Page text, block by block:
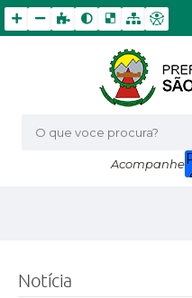
O que voce procura?
Acompanhe
Notícia